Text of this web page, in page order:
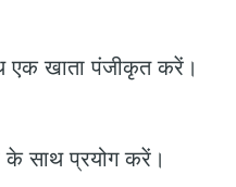
एक खाता पंजीकृत करें।
के साथ प्रयोग करें।